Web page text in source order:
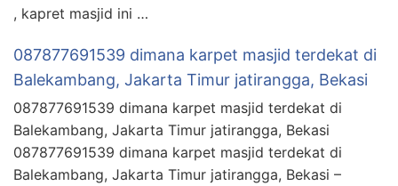
, kapret masjid ini …
087877691539 dimana karpet masjid terdekat di
Balekambang, Jakarta Timur jatirangga, Bekasi
087877691539 dimana karpet masjid terdekat di
Balekambang, Jakarta Timur jatirangga, Bekasi
087877691539 dimana karpet masjid terdekat di
Balekambang, Jakarta Timur jatirangga, Bekasi –